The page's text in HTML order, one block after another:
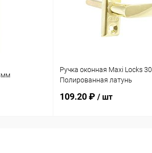
Ручка оконная Maxi Locks
Полированная латунь
109.20 ₽ / шт